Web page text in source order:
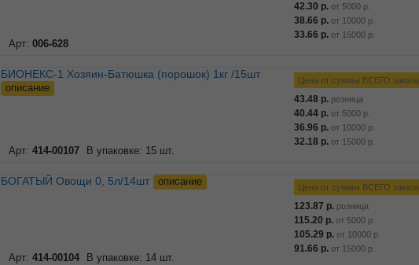
Арт: 006-628
42.30 р. от 5000 р.
38.66 р. от 10000 р.
33.66 р. от 15000 р.
БИОНЕКС-1 Хозяин-Батюшка (порошок) 1кг /15шт
описание
Арт: 414-00107 В упаковке: 15 шт.
Цена от суммы ВСЕГО заказа
43.48 р. розница
40.44 р. от 5000 р.
36.96 р. от 10000 р.
32.18 р. от 15000 р.
БОГАТЫЙ Овощи 0, 5л/14шт описание
Арт: 414-00104 В упаковке: 14 шт.
Цена от суммы ВСЕГО заказа
123.87 р. розница
115.20 р. от 5000 р.
105.29 р. от 10000 р.
91.66 р. от 15000 р.